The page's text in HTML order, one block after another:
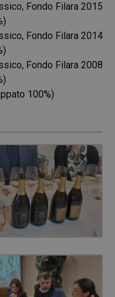
Fondo Filara 2015
Fondo Filara 2014
Fondo Filara 2008
100%)